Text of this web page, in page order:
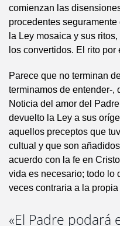
comienzan las
procedentes
la Ley mosaica y sus
los convertidos. El rito
Parece que no terminan
terminamos de entender-,
Noticia del amor del
devuelto la Ley a sus
aquellos preceptos que
cultual y que son
acuerdo con la fe en
vida es necesario; todo lo
veces contraria a la propia
«El Padre